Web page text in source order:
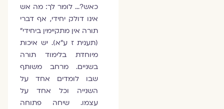
כאש?… לומר לך: מה אש
אינו דולק יחידי, אף דברי
תורה אין מתקיימין ביחידי"
(תענית ז ע"א). יש איכות
מיוחדת בלימוד תורה
בשניים. מרחב משותף
שבו לומדים אחד על
השנייה וכל אחד על
עצמו. שיחה פתוחה